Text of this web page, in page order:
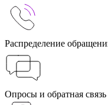
Распределение
Опросы и обратная связь